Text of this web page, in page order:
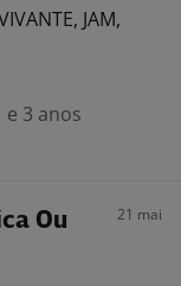
JAM,
e 3 anos
Ou
21 mai